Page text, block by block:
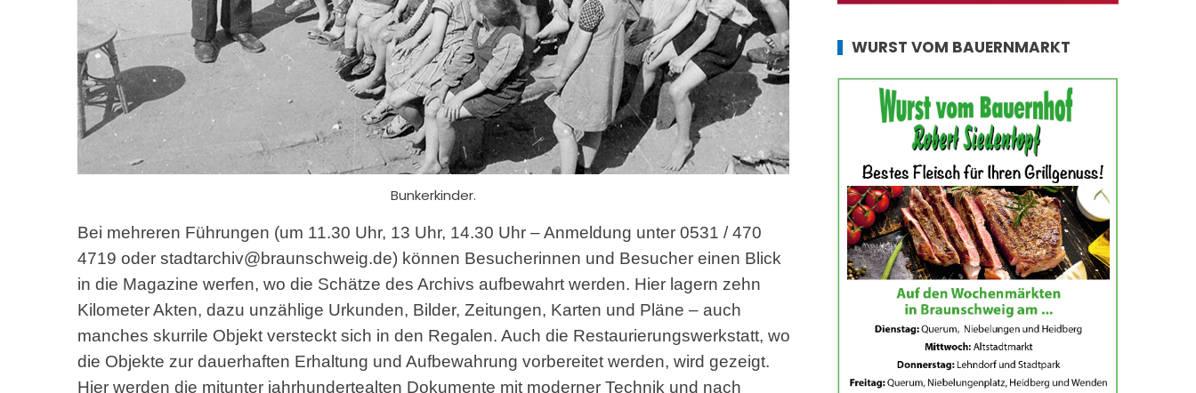
Bunkerkinder.
Bei mehreren Führungen (um 11.30 Uhr, 13 Uhr, 14.30 Uhr – Anmeldung unter 0531 / 470
4719 oder stadtarchiv@braunschweig.de) können Besucherinnen und Besucher einen Blick
in die Magazine werfen, wo die Schätze des Archivs aufbewahrt werden. Hier lagern zehn
Kilometer Akten, dazu unzählige Urkunden, Bilder, Zeitungen, Karten und Pläne – auch
manches skurrile Objekt versteckt sich in den Regalen. Auch die Restaurierungswerkstatt, wo
die Objekte zur dauerhaften Erhaltung und Aufbewahrung vorbereitet werden, wird gezeigt.
Hier werden die mitunter jahrhundertealten Dokumente mit moderner Technik und nach
WURST VOM BAUERNMARKT